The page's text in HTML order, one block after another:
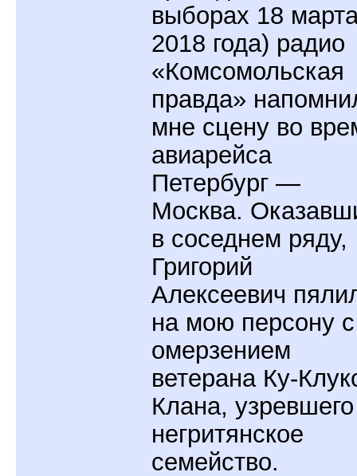
выборах 18
2018 года) радио
«Комсомольская
правда»
мне сцену во
авиарейса
Петербург —
Москва.
в соседнем ряду,
Григорий
Алексеевич
на мою персону с
омерзением
ветерана Ку-
Клана, узревшего
негритянское
семейство.